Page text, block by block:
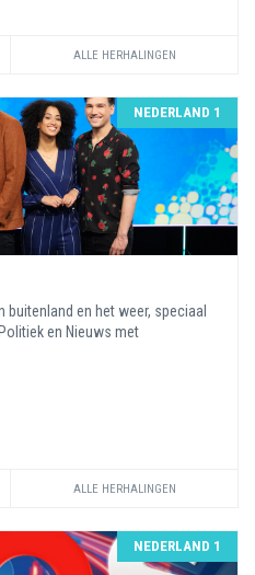
ALLE HERHALINGEN
NEDERLAND 1
buitenland en het weer, speciaal
en Nieuws met
ALLE HERHALINGEN
NEDERLAND 1